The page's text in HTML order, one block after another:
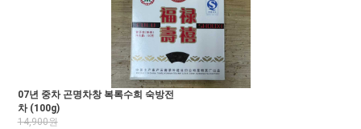
07년 중차 곤명차창 복록수희 숙방전
차 (100g)
14,900원